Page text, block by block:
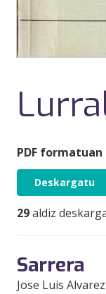
PDF
Deskargatu
29aldiz
Sarrera
Jose Luis